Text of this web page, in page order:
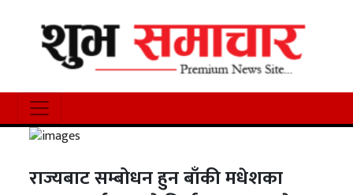
राज्यबाट सम्बोधन हुन बाँकी मधेशका